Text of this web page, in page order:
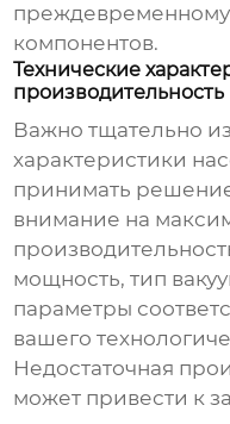
преждевременному
компонентов.
Технические
производительность
Важно тщательно
характеристики
принимать
внимание на
мощность, тип
параметры
вашего
Недостаточная
может привести к